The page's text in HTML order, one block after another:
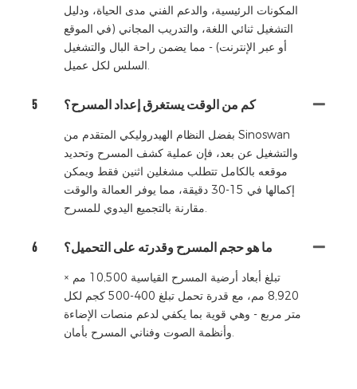
المكونات الرئيسية، والدعم الفني مدى الحياة، ودليل
التشغيل ثنائي اللغة، والتدريب المجاني (في الموقع
أو عبر الإنترنت) - مما يضمن راحة البال والتشغيل
السلس لكل عميل.
5 كم من الوقت يستغرق إعداد المسرح؟
بفضل النظام الهيدروليكي المتقدم من Sinoswan
والتشغيل عن بعد، فإن عملية كشف المسرح وتحديد
موقعه بالكامل تتطلب مشغلين اثنين فقط ويمكن
إكمالها في 15-30 دقيقة، مما يوفر العمالة والوقت
مقارنة بالتجميع اليدوي للمسرح.
6 ما هو حجم المسرح وقدرته على التحميل؟
تبلغ أبعاد أرضية المسرح القياسية 10,500 مم ×
8,920 مم، مع قدرة تحمل تبلغ 400-500 كجم لكل
متر مربع - وهي قوية بما يكفي لدعم منصات الإضاءة
وأنظمة الصوت وفناني المسرح بأمان.